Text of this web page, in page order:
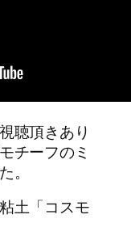
聴頂きあり
チーフのミ
。
土「コスモ